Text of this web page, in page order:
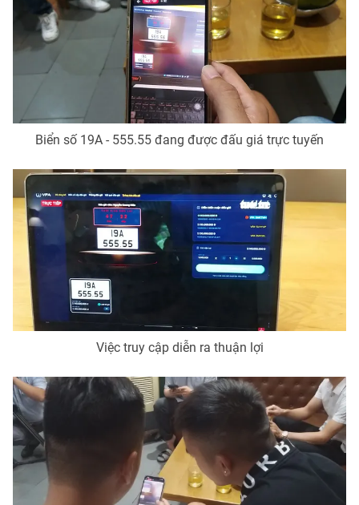
Sản phẩm
Thị trường
Tư vấn
Lịch phát sóng
Emagazine Podcast
Photo Infographic
Video Shorts video
VTV Money VTV Thể thao
VTV Sức khoẻ
Thị trường 24h Tấm lòng Việt
VTV4 Vươn mình bằng AI
VTV9 VTV8
Liên hệ tòa soạn English
Biển số 19A - 555.55 đang được đấu giá trực tuyến
Việc truy cập diễn ra thuận lợi